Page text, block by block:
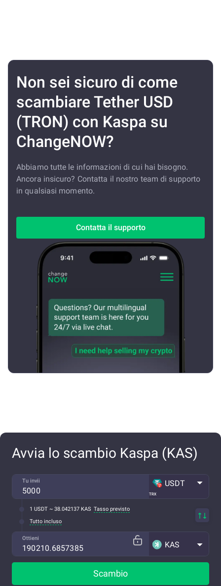
Non sei sicuro di come
scambiare Tether USD
(TRON) con Kaspa su
ChangeNOW?
Abbiamo tutte le informazioni di cui hai bisogno.
Ancora insicuro? Contatta il nostro team di supporto
in qualsiasi momento.
Contatta il supporto
Avvia lo scambio Kaspa (KAS)
Tu invii
TRX
USDT
1 USDT ~ 38.042137 KAS Tasso previsto
Tutto incluso
Ottieni
KAS
Scambio